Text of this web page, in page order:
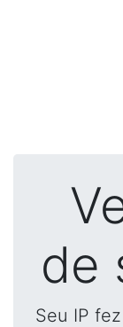
de
Seu IP